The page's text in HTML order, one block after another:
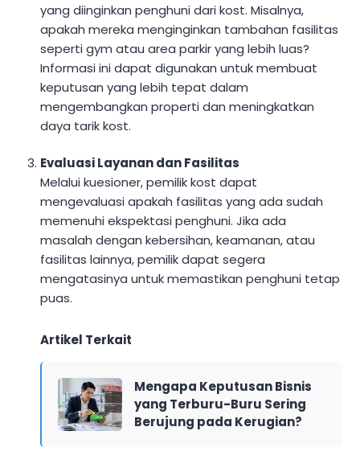
yang diinginkan penghuni dari kost. Misalnya,
apakah mereka menginginkan tambahan fasilitas
seperti gym atau area parkir yang lebih luas?
Informasi ini dapat digunakan untuk membuat
keputusan yang lebih tepat dalam
mengembangkan properti dan meningkatkan
daya tarik kost.
Evaluasi Layanan dan Fasilitas
Melalui kuesioner, pemilik kost dapat
mengevaluasi apakah fasilitas yang ada sudah
memenuhi ekspektasi penghuni. Jika ada
masalah dengan kebersihan, keamanan, atau
fasilitas lainnya, pemilik dapat segera
mengatasinya untuk memastikan penghuni tetap
puas.
Artikel Terkait
Mengapa Keputusan Bisnis
yang Terburu-Buru Sering
Berujung pada Kerugian?